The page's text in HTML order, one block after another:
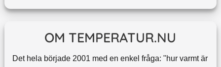
OM TEMPERATUR.NU
Det hela började 2001 med en enkel fråga: "hur varmt är